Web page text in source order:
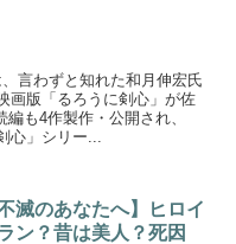
、言わずと知れた和月伸宏氏
画版「るろうに剣心」が佐
も4作製作・公開され、
心」シリー...
滅のあなたへ】ヒロイ
ン？昔は美人？死因